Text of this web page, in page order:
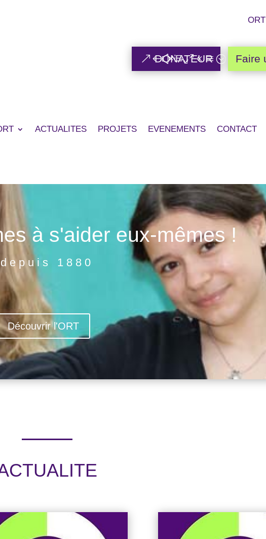
ORT
DONATEUR Faire
ACTUALITES PROJETS EVENEMENTS CONTACT
à s'aider eux-mêmes !
depuis 1880
Découvrir l'ORT